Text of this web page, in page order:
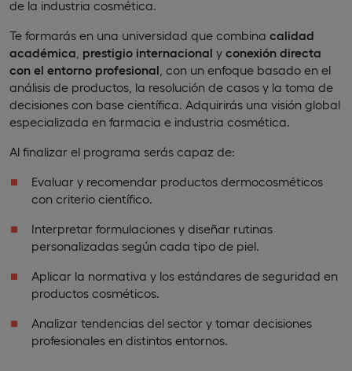
de la industria cosmética.
Te formarás en una universidad que combina calidad
académica prestigio internacional y conexión directa
con el entorno profesional , con un enfoque basado en el
análisis de productos, la resolución de casos y la toma de
decisiones con base científica. Adquirirás una visión global
especializada en farmacia e industria cosmética.
Al finalizar el programa serás capaz de:
Evaluar y recomendar productos dermocosméticos
con criterio científico.
Interpretar formulaciones y diseñar rutinas
personalizadas según cada tipo de piel.
Aplicar la normativa y los estándares de seguridad en
productos cosméticos.
Analizar tendencias del sector y tomar decisiones
profesionales en distintos entornos.